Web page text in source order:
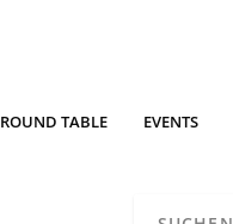
ROUND TABLE EVENTS